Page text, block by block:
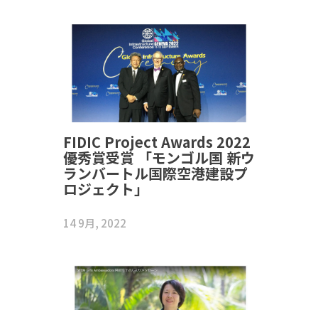
FIDIC Project Awards 2022
優秀賞受賞 「モンゴル国 新ウ
ランバートル国際空港建設プ
ロジェクト」
14 9月, 2022